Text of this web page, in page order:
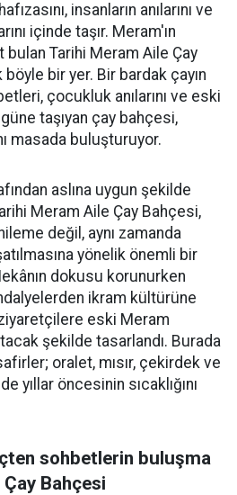
insanların anılarını ve
içinde taşır. Meram'ın
bulan Tarihi Meram Aile Çay
bir yer. Bir bardak çayın
çocukluk anılarını ve eski
taşıyan çay bahçesi,
masada buluşturuyor.
aslına uygun şekilde
Meram Aile Çay Bahçesi,
değil, aynı zamanda
yönelik önemli bir
dokusu korunurken
ikram kültürüne
eski Meram
şekilde tasarlandı. Burada
oralet, mısır, çekirdek ve
yıllar öncesinin sıcaklığını
sohbetlerin buluşma
Bahçesi